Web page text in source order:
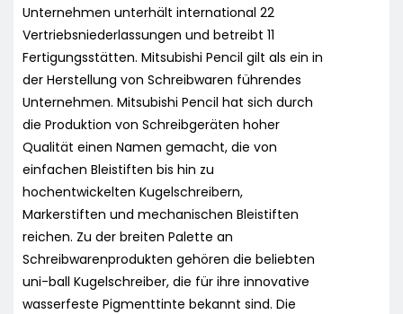
Unternehmen unterhält international 22
Vertriebsniederlassungen und betreibt 11
Fertigungsstätten. Mitsubishi Pencil gilt als ein in
der Herstellung von Schreibwaren führendes
Unternehmen. Mitsubishi Pencil hat sich durch
die Produktion von Schreibgeräten hoher
Qualität einen Namen gemacht, die von
einfachen Bleistiften bis hin zu
hochentwickelten Kugelschreibern,
Markerstiften und mechanischen Bleistiften
reichen. Zu der breiten Palette an
Schreibwarenprodukten gehören die beliebten
uni-ball Kugelschreiber, die für ihre innovative
wasserfeste Pigmenttinte bekannt sind. Die